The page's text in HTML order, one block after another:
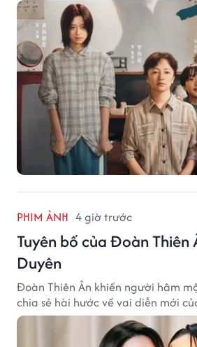
PHIM ẢNH 4 giờ trước
Tuyên bố của Đoàn Thiên
Duyên
Đoàn Thiên Ân khiến người hâm
chia sẻ hài hước về vai diễn mới